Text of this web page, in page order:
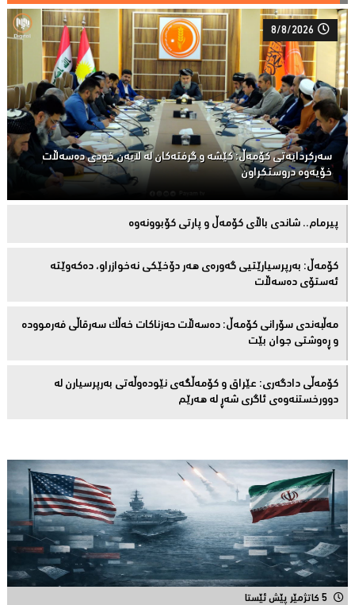
8/8/2026
سەركردایەتی كۆمەڵ: كێشە و گرفتەكان لە لایەن خودی دەسەڵات
خۆیەوە دروستكراون
پیرمام.. شاندی باڵای كۆمه‌ڵ و پارتی كۆبوونه‌وه‌
كۆمەڵ: بەرپرسیارێتیی گەورەی هەر دۆخێکی نەخوازراو، دەكەوێتە
ئەستۆی دەسەڵات
مەڵبەندى سۆرانى کۆمەڵ: دەسەڵات حەزناکات خەڵک سەرقاڵى فەرموودە
و ڕەوشتى جوان بێت
کۆمەڵى دادگەرى: عێراق و كۆمەڵگەی نێودەوڵەتی بەرپرسیارن لە
دوورخستنەوەى ئاگری شەڕ لە هەرێم
5 کاتژمێر پێش ئێستا